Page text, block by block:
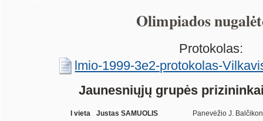
Olimpiados
Protokolas:
lmio-1999-3e2-protokolas-
Jaunesniųjų grupės
I vieta Justas SAMUOLIS
Panevėžio J.